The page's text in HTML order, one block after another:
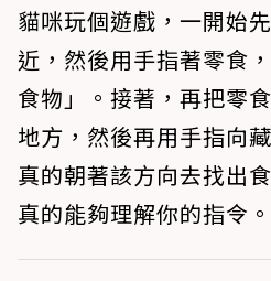
貓咪玩個遊戲，一開始
近，然後用手指著零食
食物」。接著，再把零
地方，然後再用手指向
真的朝著該方向去找出
真的能夠理解你的指令。